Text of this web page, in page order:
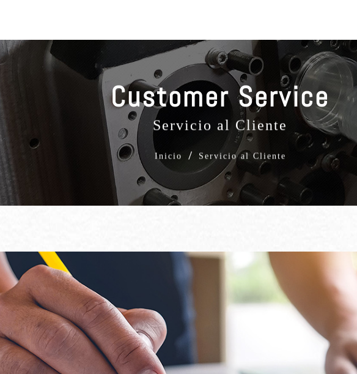
Customer Service
Servicio al Cliente
Inicio / Servicio al Cliente